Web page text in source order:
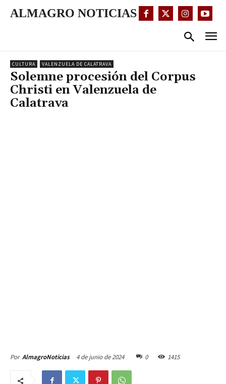
ALMAGRO NOTICIAS
CULTURA VALENZUELA DE CALATRAVA
Solemne procesión del Corpus
Christi en Valenzuela de
Calatrava
Por AlmagroNoticias 4 de junio de 2024 0 1415